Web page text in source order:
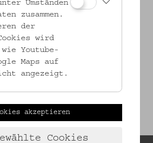
Umständen
zusammen.
der
wird
Youtube-
Maps auf
angezeigt.
akzeptieren
Cookies